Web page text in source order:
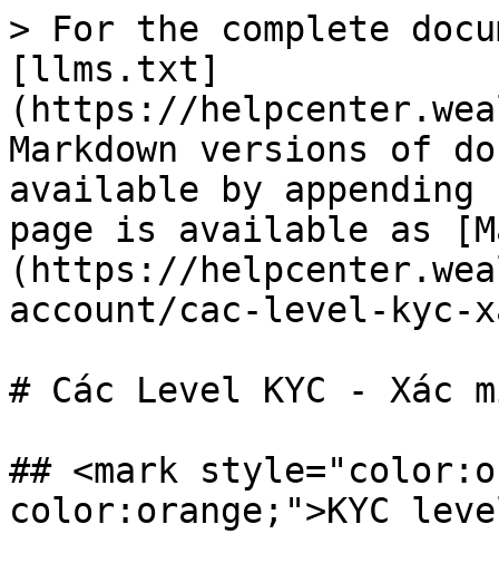
> For the complete
[llms.txt]
(https://
Markdown versions of
available by
page is available as
(https://
account/cac-level-kyc-
# Các Level KYC - Xác
## <mark
color:orange;">KYC